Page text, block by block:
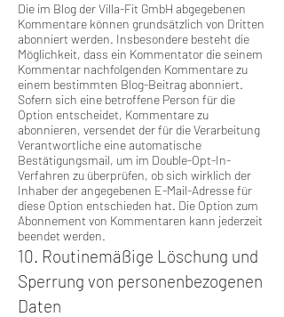
Die im Blog der Villa-Fit GmbH abgegebenen
Kommentare können grundsätzlich von Dritten
abonniert werden. Insbesondere besteht die
Möglichkeit, dass ein Kommentator die seinem
Kommentar nachfolgenden Kommentare zu
einem bestimmten Blog-Beitrag abonniert.
Sofern sich eine betroffene Person für die
Option entscheidet, Kommentare zu
abonnieren, versendet der für die Verarbeitung
Verantwortliche eine automatische
Bestätigungsmail, um im Double-Opt-In-
Verfahren zu überprüfen, ob sich wirklich der
Inhaber der angegebenen E-Mail-Adresse für
diese Option entschieden hat. Die Option zum
Abonnement von Kommentaren kann jederzeit
beendet werden.
10. Routinemäßige Löschung und
Sperrung von personenbezogenen
Daten